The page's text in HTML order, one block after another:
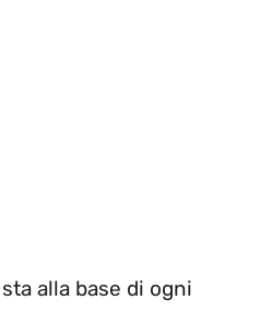
alla base di ogni